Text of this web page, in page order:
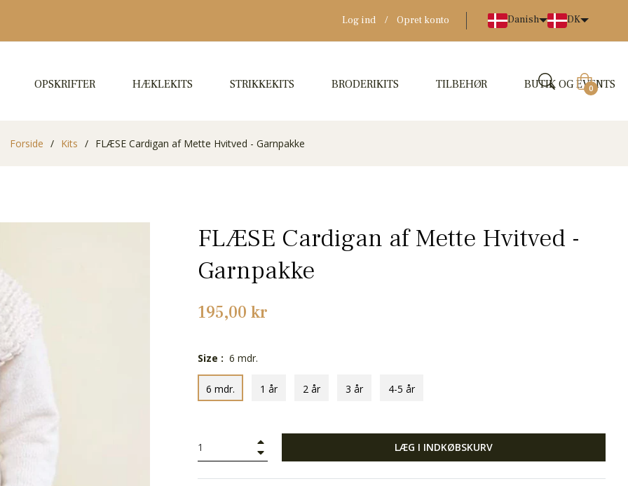
Log ind / Opret konto Danish DK
OPSKRIFTER HÆKLEKITS STRIKKEKITS BRODERIKITS TILBEHØR BUTIK OG EVENTS
0
Forside / Kits / FLÆSE Cardigan af Mette Hvitved - Garnpakke
FLÆSE Cardigan af Mette Hvitved -
Garnpakke
Normalpris
195,00 kr
Size : 6 mdr.
6 mdr. 1 år 2 år 3 år 4-5 år
LÆG I INDKØBSKURV